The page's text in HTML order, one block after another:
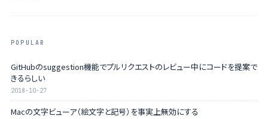
POPULAR
GitHubのsuggestion機能でプルリクエストのレビュー中にコードを提案で
きるらしい
2018-10-27
Macの文字ビューア（絵文字と記号）を事実上無効にする